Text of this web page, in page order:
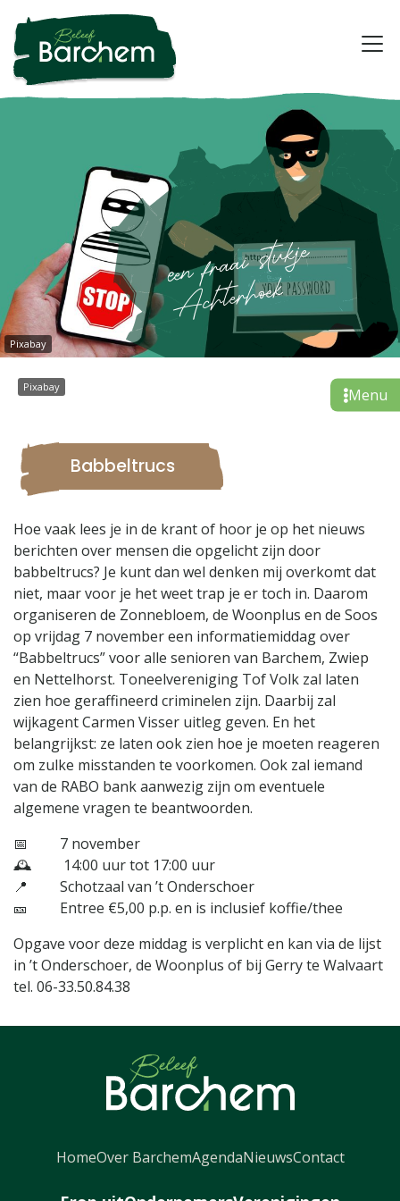
Pixabay
Babbeltrucs
Hoe vaak lees je in de krant of hoor je op het nieuws
berichten over mensen die opgelicht zijn door
babbeltrucs? Je kunt dan wel denken mij overkomt dat
niet, maar voor je het weet trap je er toch in. Daarom
organiseren de Zonnebloem, de Woonplus en de Soos
op vrijdag 7 november een informatiemiddag over
“Babbeltrucs” voor alle senioren van Barchem, Zwiep
en Nettelhorst. Toneelvereniging Tof Volk zal laten
zien hoe geraffineerd criminelen zijn. Daarbij zal
wijkagent Carmen Visser uitleg geven. En het
belangrijkst: ze laten ook zien hoe je moeten reageren
om zulke misstanden te voorkomen. Ook zal iemand
van de RABO bank aanwezig zijn om eventuele
algemene vragen te beantwoorden.
📅 7 november
🕰️ 14:00 uur tot 17:00 uur
📍 Schotzaal van ’t Onderschoer
🎫 Entree €5,00 p.p. en is inclusief koffie/thee
Opgave voor deze middag is verplicht en kan via de lijst
in ’t Onderschoer, de Woonplus of bij Gerry te Walvaart
tel. 06-33.50.84.38
Pixabay
HomeOver BarchemAgendaNieuwsContact